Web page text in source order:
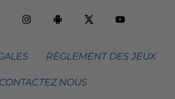
RÈGLEMENT DES JEUX
CONTACTEZ NOUS